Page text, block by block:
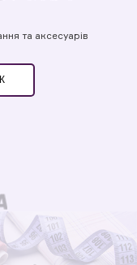
та аксесуарів